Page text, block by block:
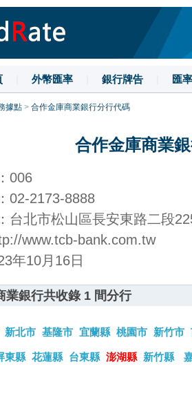
外幣匯率 銀行牌告 匯
據點> 合作金庫商業銀行分行代碼
合作金庫商業
006
02-2173-8888
台北市松山區長安東路二段
www.tcb-bank.com.tw
年10月16日
業銀行共收錄 1 間分行
新北市 基隆市 宜蘭縣 桃園市 新竹市
東縣 花蓮縣 台東縣 澎湖縣 新竹縣